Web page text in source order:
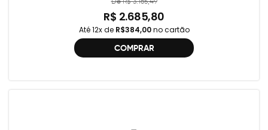
R$ 2.685,80
Até 12x de R$384,00no cartão
COMPRAR